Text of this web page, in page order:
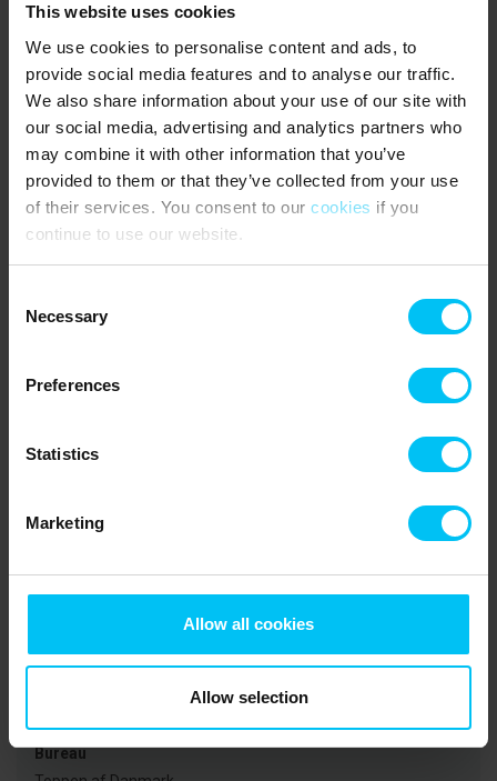
This website uses cookies
We use cookies to personalise content and ads, to
provide social media features and to analyse our traffic.
We also share information about your use of our site with
our social media, advertising and analytics partners who
may combine it with other information that you’ve
provided to them or that they’ve collected from your use
of their services. You consent to our cookies if you
continue to use our website.
Selection
Necessary
Preferences
Statistics
Marketing
Allow all cookies
Allow selection
børnevenlige sandstrand og de attraktive sommerhuse, der ligger
hedearealer, som afløses mod nord af Professorens Plantage, et
af østkystens fineste naturområder, og lidt syd for Lyngså findes
fuglereservatet Stensnæs. Voer Å er en af regionens største åer.
Den snor sig igennem landskabet og munder ud i Kattegat ved
Voerså.
Få kilometer fra Lyngså, i landsbyen Voerså, er der en lille
naturhavn og ude ved kysten findes en lidt større havn, beskyttet
af Danmarks længste mole. Der kan lejes kanoer, vandcykler og
robåde til en hyggelig dag med udflugt på vandet. Her er også rig
ørred, aborre og skrubbe, men husk at købe fisketegn og fiskekort
(du kan købe fisketegn på Sæby Turistbureau). Det idylliske Sæby
kunstgallerier, nyde et godt måltid i en af restauranterne
charmerende havn, eller bare tage på shopping i byens butikker.
Lidt længere nordpå ligger Frederikshavn – havnebyen med en af
Danmarks længste gågader. Langs med gågaden, og i
restauranter. Børnene vil elske en dag på den store indendørs
legeplads ”Fun House”, i det caribiske vandland ”The Reef” eller
Lejeinformation
Bureau